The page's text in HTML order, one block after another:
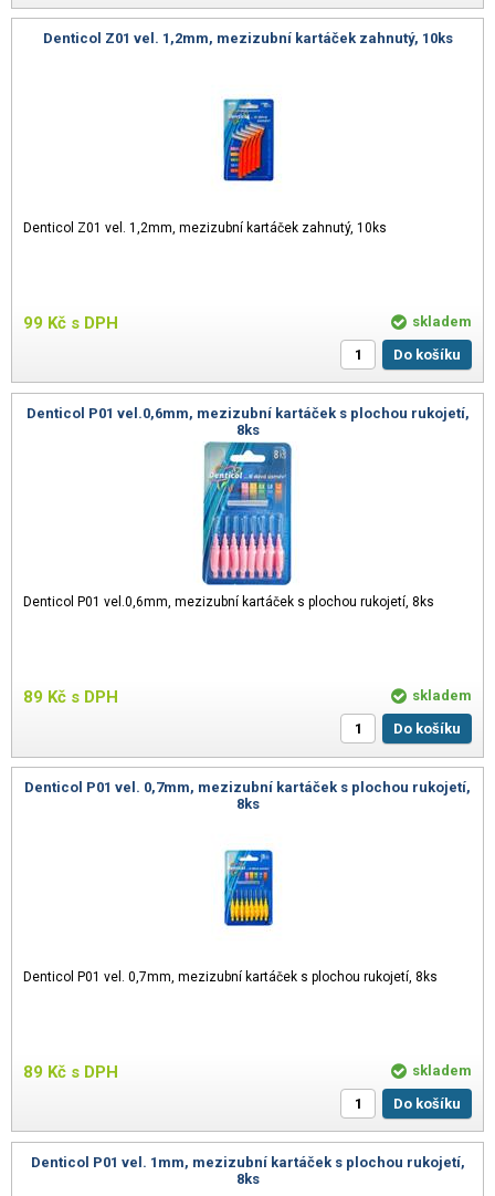
Denticol Z01 vel. 1,2mm, mezizubní kartáček zahnutý, 10ks
Denticol Z01 vel. 1,2mm, mezizubní kartáček zahnutý, 10ks
99 Kč s DPH
skladem
Do košíku
Denticol P01 vel.0,6mm, mezizubní kartáček s plochou rukojetí,
8ks
Denticol P01 vel.0,6mm, mezizubní kartáček s plochou rukojetí, 8ks
89 Kč s DPH
skladem
Do košíku
Denticol P01 vel. 0,7mm, mezizubní kartáček s plochou rukojetí,
8ks
Denticol P01 vel. 0,7mm, mezizubní kartáček s plochou rukojetí, 8ks
89 Kč s DPH
skladem
Do košíku
Denticol P01 vel. 1mm, mezizubní kartáček s plochou rukojetí,
8ks